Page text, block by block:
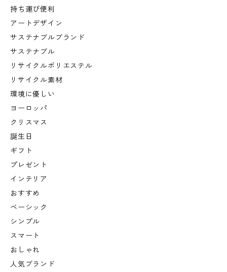
持ち運び便利
アートデザイン
サステナブルブランド
サステナブル
リサイクルポリエステル
リサイクル素材
環境に優しい
ヨーロッパ
クリスマス
誕生日
ギフト
プレゼント
インテリア
おすすめ
ベーシック
シンプル
スマート
おしゃれ
人気ブランド